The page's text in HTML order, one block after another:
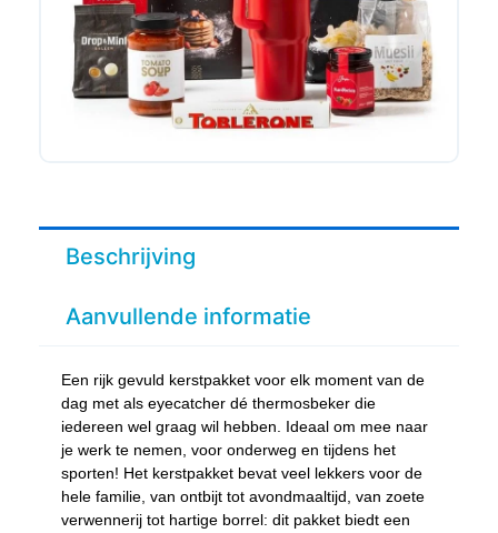
Beschrijving
Aanvullende informatie
Een rijk gevuld kerstpakket voor elk moment van de
dag met als eyecatcher dé thermosbeker die
iedereen wel graag wil hebben. Ideaal om mee naar
je werk te nemen, voor onderweg en tijdens het
sporten! Het kerstpakket bevat veel lekkers voor de
hele familie, van ontbijt tot avondmaaltijd, van zoete
verwennerij tot hartige borrel: dit pakket biedt een